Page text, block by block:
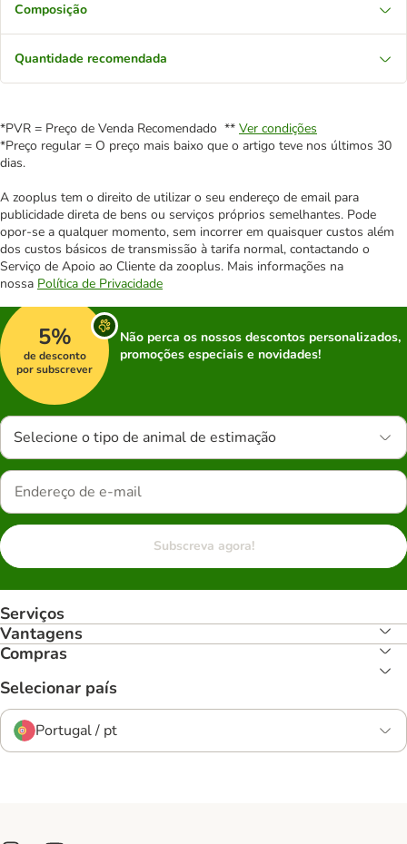
Composição
Quantidade recomendada
*PVR = Preço de Venda Recomendado ** Ver condições
*Preço regular = O preço mais baixo que o artigo teve nos últimos 30
dias.
A zooplus tem o direito de utilizar o seu endereço de email para
publicidade direta de bens ou serviços próprios semelhantes. Pode
opor-se a qualquer momento, sem incorrer em quaisquer custos além
dos custos básicos de transmissão à tarifa normal, contactando o
Serviço de Apoio ao Cliente da zooplus. Mais informações na
nossa Política de Privacidade
5%
de desconto
por subscrever
Não perca os nossos descontos personalizados,
promoções especiais e novidades!
Selecione o tipo de animal de estimação
Subscreva agora!
Serviços
Vantagens
Compras
Selecionar país
Portugal / pt